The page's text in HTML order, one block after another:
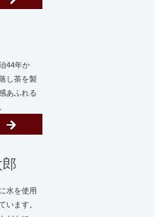
44年か
し茶を製
あふれる
水を使用
います。